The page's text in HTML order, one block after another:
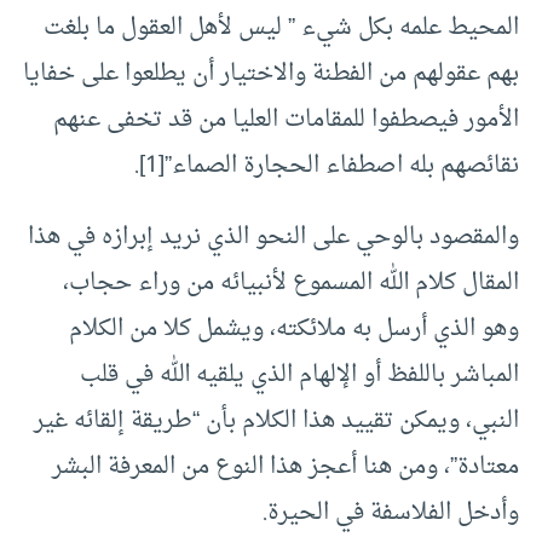
المحيط علمه بكل شيء ” ليس لأهل العقول ما بلغت
بهم عقولهم من الفطنة والاختيار أن يطلعوا على خفايا
الأمور فيصطفوا للمقامات العليا من قد تخفى عنهم
نقائصهم بله اصطفاء الحجارة الصماء”[1]
.
والمقصود بالوحي على النحو الذي نريد إبرازه في هذا
المقال كلام الله المسموع لأنبيائه من وراء حجاب،
وهو الذي أرسل به ملائكته، ويشمل كلا من الكلام
المباشر باللفظ أو الإلهام الذي يلقيه الله في قلب
النبي، ويمكن تقييد هذا الكلام بأن “طريقة إلقائه غير
معتادة”، ومن هنا أعجز هذا النوع من المعرفة البشر
وأدخل الفلاسفة في الحيرة.